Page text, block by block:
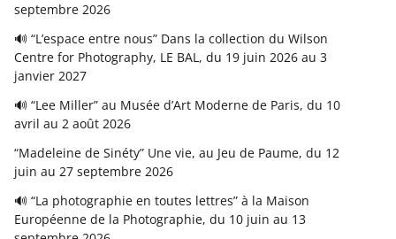
septembre 2026
🔊 “L’espace entre nous” Dans la collection du Wilson
Centre for Photography, LE BAL, du 19 juin 2026 au 3
janvier 2027
🔊 “Lee Miller” au Musée d’Art Moderne de Paris, du 10
avril au 2 août 2026
“Madeleine de Sinéty” Une vie, au Jeu de Paume, du 12
juin au 27 septembre 2026
🔊 “La photographie en toutes lettres” à la Maison
Européenne de la Photographie, du 10 juin au 13